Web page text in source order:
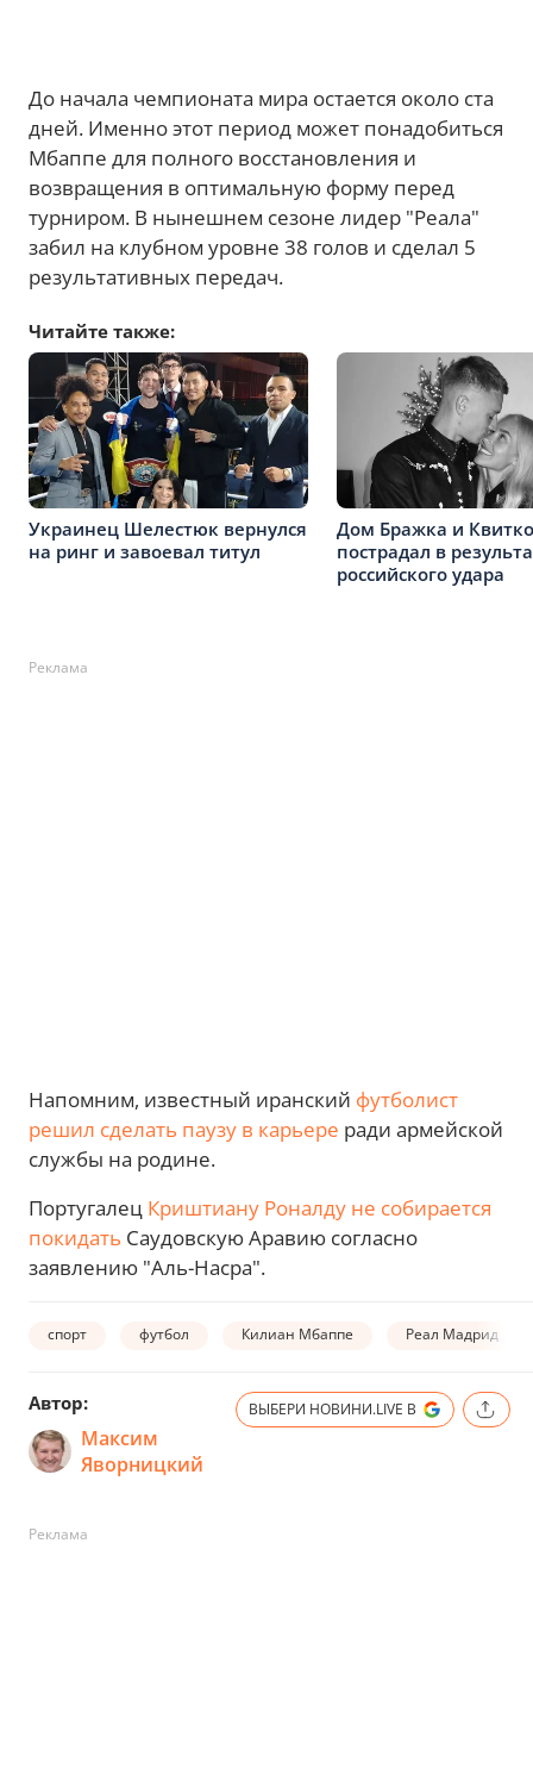
До начала чемпионата мира остается около ста
дней. Именно этот период может понадобиться
Мбаппе для полного восстановления и
возвращения в оптимальную форму перед
турниром. В нынешнем сезоне лидер "Реала"
забил на клубном уровне 38 голов и сделал 5
результативных передач.
Читайте также:
Украинец Шелестюк вернулся
на ринг и завоевал титул
Дом Бражка и
пострадал в
российского удара
Реклама
Напомним, известный иранский футболист
решил сделать паузу в карьере ради армейской
службы на родине.
Португалец Криштиану Роналду не собирается
покидать Саудовскую Аравию согласно
заявлению "Аль-Насра".
спорт футбол Килиан Мбаппе Реал Мадрид
Автор:
Максим
Яворницкий
ВЫБЕРИ НОВИНИ.LIVE В
Реклама